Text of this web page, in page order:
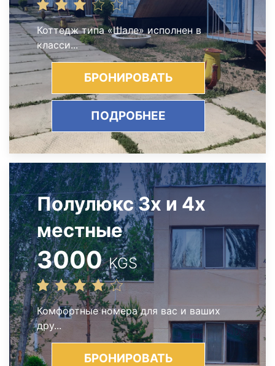
Коттедж типа «Шале» исполнен в
класси...
БРОНИРОВАТЬ
ПОДРОБНЕЕ
Полулюкс 3х и 4х
местные
3000 KGS
Комфортные номера для вас и ваших
дру...
БРОНИРОВАТЬ